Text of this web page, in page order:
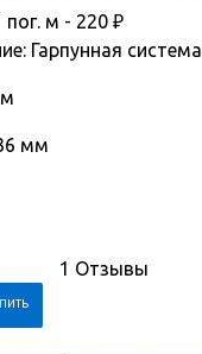
пог. м - 220 ₽
Гарпунная система
мм
1 Отзывы